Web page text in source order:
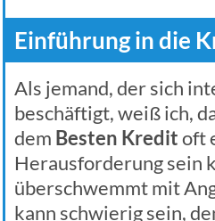
Einführung in die
Als jemand, der sich
beschäftigt, weiß ich,
dem Besten Kreditoft
Herausforderung sein
überschwemmt mit
kann schwierig sein,